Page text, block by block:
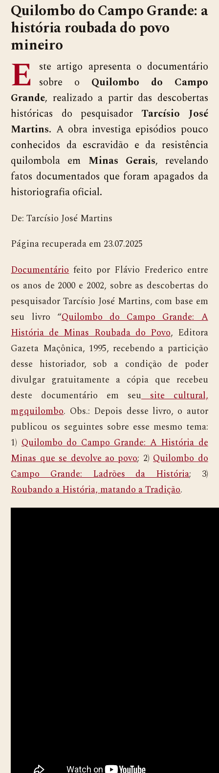
Quilombo do Campo Grande: a
história roubada do povo
mineiro
E
ste artigo apresenta o documentário
sobre o Quilombo do Campo
Grande, realizado a partir das descobertas
históricas do pesquisador Tarcísio José
Martins. A obra investiga episódios pouco
conhecidos da escravidão e da resistência
quilombola em Minas Gerais, revelando
fatos documentados que foram apagados da
historiografia oficial.
De: Tarcísio José Martins
Página recuperada em 23.07.2025
Documentáriofeito por Flávio Frederico entre
os anos de 2000 e 2002, sobre as descobertas do
pesquisador Tarcísio José Martins, com base em
seu livro “Quilombo do Campo Grande: A
História de Minas Roubada do Povo, Editora
Gazeta Maçônica, 1995, recebendo a particição
desse historiador, sob a condição de poder
divulgar gratuitamente a cópia que recebeu
deste documentário em seusite cultural,
mgquilombo. Obs.: Depois desse livro, o autor
publicou os seguintes sobre esse mesmo tema:
1)Quilombo do Campo Grande: A História de
Minas que se devolve ao povo; 2)Quilombo do
Campo Grande: Ladrões da História; 3)
Roubando a História, matando a Tradição.